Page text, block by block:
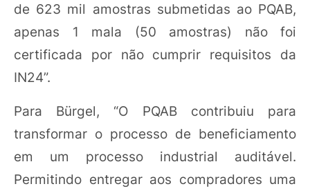
de 623 mil amostras submetidas ao PQAB,
apenas 1 mala (50 amostras) não foi
certificada por não cumprir requisitos da
IN24”.
Para Bürgel, “O PQAB contribuiu para
transformar o processo de beneficiamento
em um processo industrial auditável.
Permitindo entregar aos compradores uma